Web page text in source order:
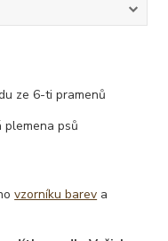
ze 6-ti pramenů
plemena psů
vzorníku barev a